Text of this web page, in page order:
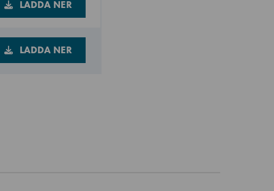
LADDA NER
LADDA NER